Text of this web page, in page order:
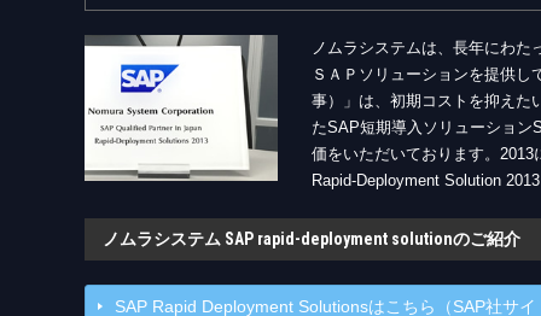
ノムラシステムは、長年にわ
ＳＡＰソリューションを提供
事）」は、初期コストを抑えた
たSAP短期導入ソリューション
価をいただいております。
Rapid-Deployment Solution
ノムラシステム SAP rapid-deployment solutionのご紹介
SAP Rapid Deployment Solutionsはこちら（SAP社サイ